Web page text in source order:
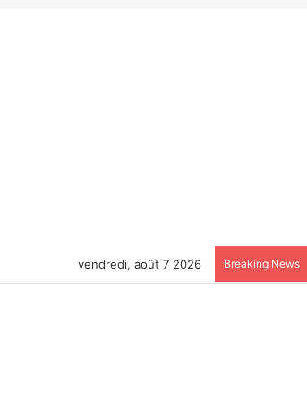
vendredi, août 7 2026 Breaking News